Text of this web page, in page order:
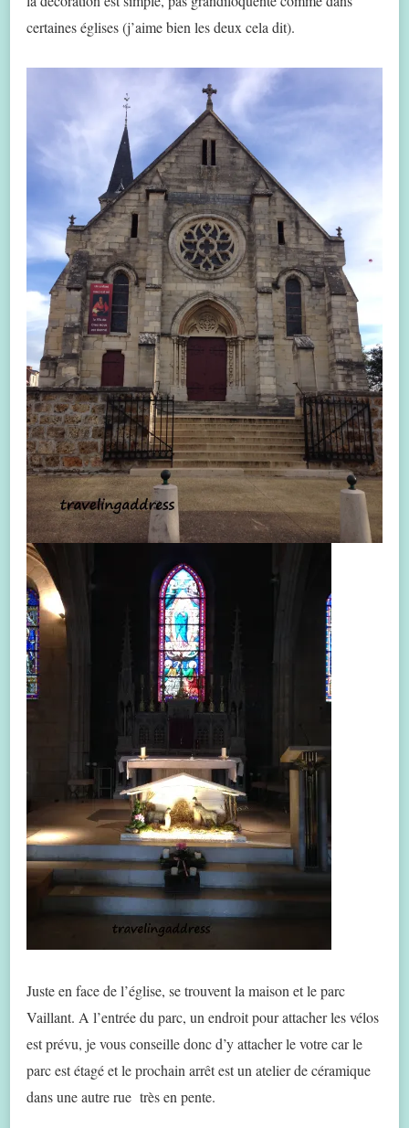
certaines églises (j’aime bien les deux cela dit).
Juste en face de l’église, se trouvent la maison et le parc
Vaillant. A l’entrée du parc, un endroit pour attacher les vélos
est prévu, je vous conseille donc d’y attacher le votre car le
parc est étagé et le prochain arrêt est un atelier de céramique
dans une autre rue très en pente.